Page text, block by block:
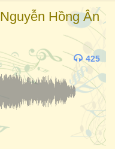
Nguyễn Hồng Ân
425